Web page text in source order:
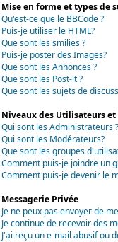
Mise en forme et types de
Qu'est-ce que le BBCode ?
Puis-je utiliser le HTML?
Que sont les smilies ?
Puis-je poster des Images?
Que sont les Annonces ?
Que sont les Post-it ?
Que sont les sujets de
Niveaux des Utilisateurs et
Qui sont les Administrateurs ?
Qui sont les Modérateurs?
Que sont les groupes
Comment puis-je joindre un
Comment puis-je devenir le
Messagerie Privée
Je ne peux pas envoyer de
Je continue de recevoir des
J'ai reçu un e-mail abusif ou